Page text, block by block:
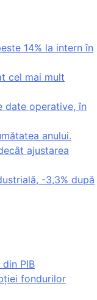
14% la intern în
cel mai mult
date operative, în
anului.
ajustarea
-3,3% după
PIB
fondurilor